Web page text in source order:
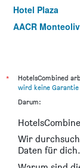
Hotel Plaza
AACR
Casona de San
Hotel Boutique
U-Sense
Itaca Sevilla
Mare Hotel
*
HotelsCombined
wird keine
Darum:
Wir
Daten für dich.